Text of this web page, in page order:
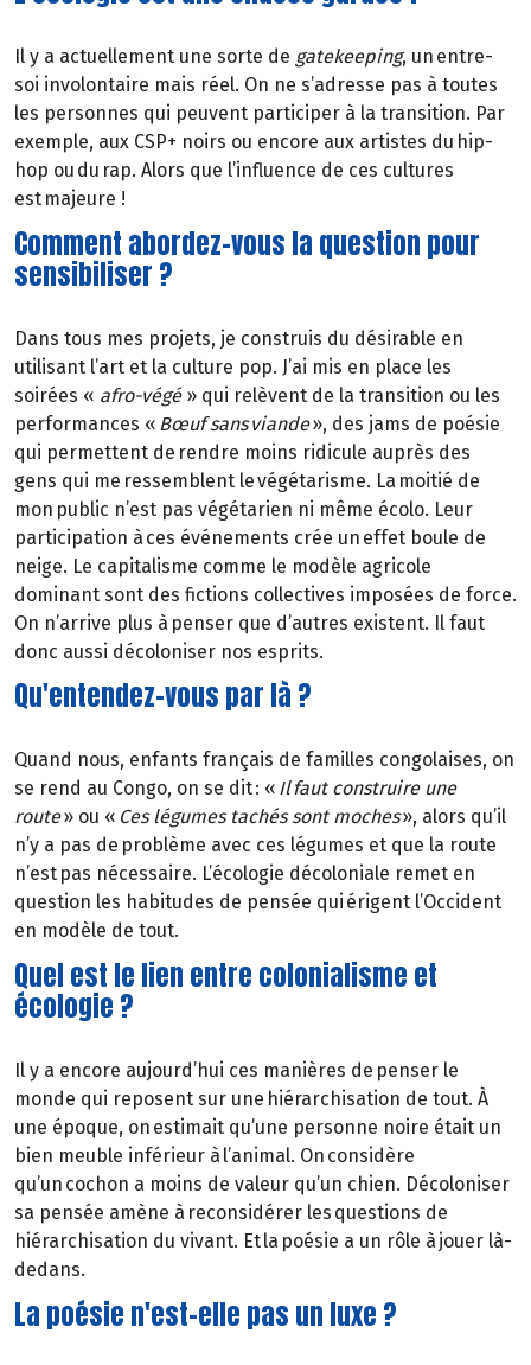
Il y a actuellement une sorte de gatekeeping, un entre-
soi involontaire mais réel. On ne s’adresse pas à toutes
les personnes qui peuvent participer à la transition. Par
exemple, aux CSP+ noirs ou encore aux artistes du hip-
hop ou du rap. Alors que l’influence de ces cultures
est majeure !
Comment abordez-vous la question pour
sensibiliser ?
Dans tous mes projets, je construis du désirable en
utilisant l’art et la culture pop. J’ai mis en place les
soirées « afro-végé» qui relèvent de la transition ou les
performances « Bœuf sans viande», des jams de poésie
qui permettent de rendre moins ridicule auprès des
gens qui me ressemblent le végétarisme. La moitié de
mon public n’est pas végétarien ni même écolo. Leur
participation à ces événements crée un effet boule de
neige. Le capitalisme comme le modèle agricole
dominant sont des fictions collectives imposées de force.
On n’arrive plus à penser que d’autres existent. Il faut
donc aussi décoloniser nos esprits.
Qu'entendez-vous par là ?
Quand nous, enfants français de familles congolaises, on
se rend au Congo, on se dit : « Il faut construire une
route» ou « Ces légumes tachés sont moches», alors qu’il
n’y a pas de problème avec ces légumes et que la route
n’est pas nécessaire. L’écologie décoloniale remet en
question les habitudes de pensée qui érigent l’Occident
en modèle de tout.
Quel est le lien entre colonialisme et
écologie ?
Il y a encore aujourd’hui ces manières de penser le
monde qui reposent sur une hiérarchisation de tout. À
une époque, on estimait qu’une personne noire était un
bien meuble inférieur à l’animal. On considère
qu’un cochon a moins de valeur qu’un chien. Décoloniser
sa pensée amène à reconsidérer les questions de
hiérarchisation du vivant. Et la poésie a un rôle à jouer là-
dedans.
La poésie n'est-elle pas un luxe ?